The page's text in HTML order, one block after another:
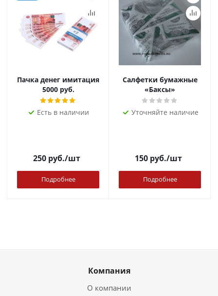
Пачка денег имитация
5000 руб.
Есть в наличии
250руб./шт
Подробнее
Салфетки бумажные
«Баксы»
Уточняйте наличие
150руб./шт
Подробнее
Компания
О компании